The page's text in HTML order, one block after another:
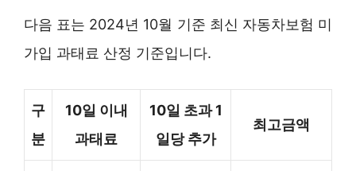
다음 표는 2024년 10월 기준 최신 자동차보험 미
가입 과태료 산정 기준입니다.
구
분
10일 이내
과태료
10일 초과 1
일당 추가
최고금액